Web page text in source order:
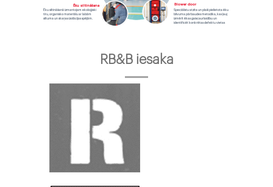
Ēku siltināšana
Ēku siltināšanā izmantojam ekoloģiski
tīru, organisko materiālu ar labām
siltuma un skaņas izolācijas spējām.
Blower door
Speciālistu atzīta un plaši pielietota ēku
blīvuma pārbaudes metodika, kas ļauj
izmērīt ēkas gaiscaurlaidību un
identificēt konkrētas defektu vietas
RB&B iesaka